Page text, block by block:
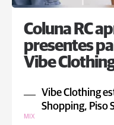
Coluna RC
presentes
Vibe
Vibe Clothing
Shopping, Piso
MIX